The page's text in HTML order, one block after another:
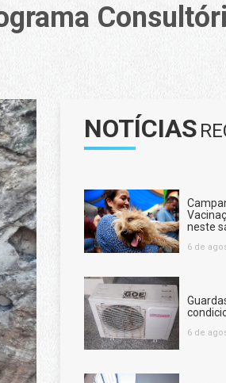
NOTÍCIAS
neste
6 de
6 de